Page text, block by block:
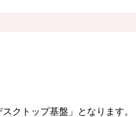
クトップ基盤」となります。